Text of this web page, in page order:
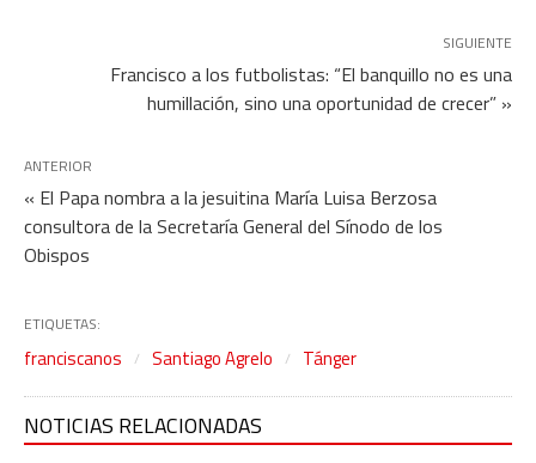
SIGUIENTE
Francisco a los futbolistas: “El banquillo no es una
humillación, sino una oportunidad de crecer” »
ANTERIOR
« El Papa nombra a la jesuitina María Luisa Berzosa
consultora de la Secretaría General del Sínodo de los
Obispos
ETIQUETAS:
franciscanos Santiago Agrelo Tánger
NOTICIAS RELACIONADAS